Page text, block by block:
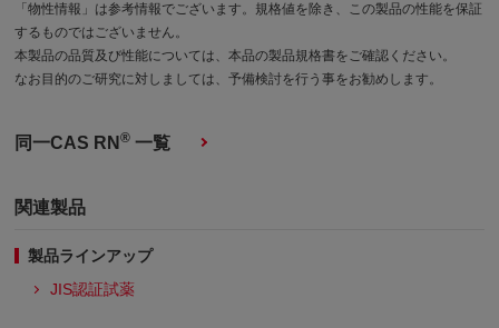
「物性情報」は参考情報でございます。規格値を除き、この製品の性能を保証
するものではございません。
本製品の品質及び性能については、本品の製品規格書をご確認ください。
なお目的のご研究に対しましては、予備検討を行う事をお勧めします。
同一CAS RN® 一覧
関連製品
製品ラインアップ
JIS認証試薬